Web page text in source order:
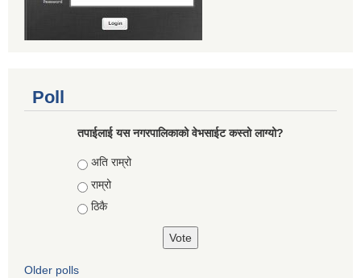
Poll
तपाईलाई यस नगरपालिकाको वेभसाईट कस्तो लाग्यो?
Choices
अति राम्रो
राम्रो
ठिकै
Older polls